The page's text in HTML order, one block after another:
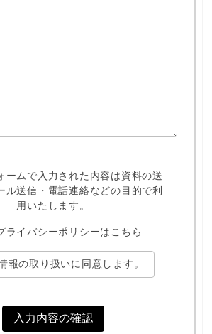
ームで入力された内容は資料の送
ル送信・電話連絡などの目的で利
用いたします。
ライバシーポリシーはこちら
報の取り扱いに同意します。